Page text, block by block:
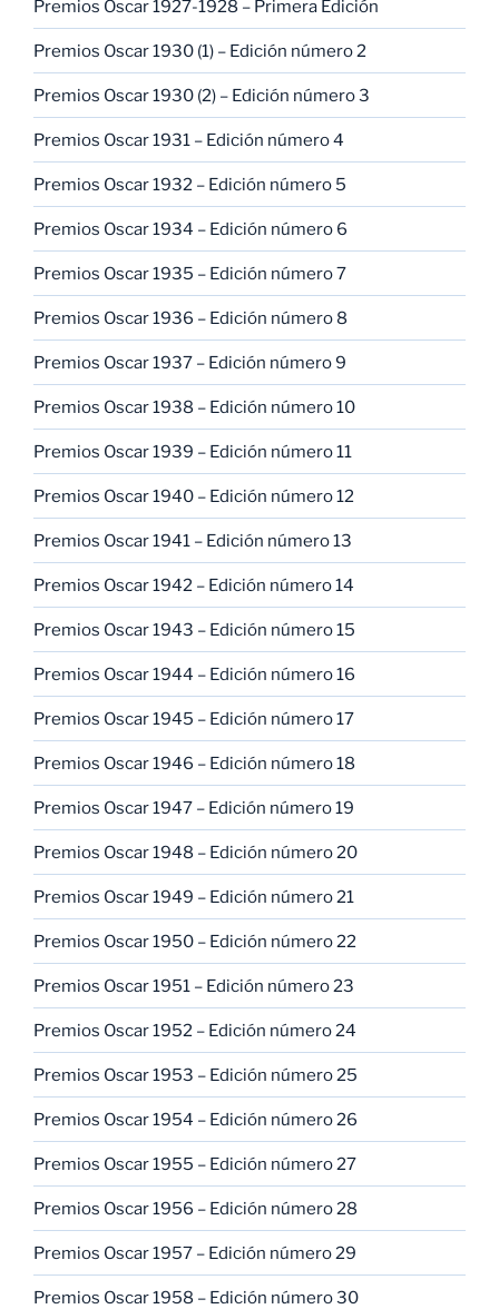
Premios Oscar 1927-1928 – Primera Edición
Premios Oscar 1930 (1) – Edición número 2
Premios Oscar 1930 (2) – Edición número 3
Premios Oscar 1931 – Edición número 4
Premios Oscar 1932 – Edición número 5
Premios Oscar 1934 – Edición número 6
Premios Oscar 1935 – Edición número 7
Premios Oscar 1936 – Edición número 8
Premios Oscar 1937 – Edición número 9
Premios Oscar 1938 – Edición número 10
Premios Oscar 1939 – Edición número 11
Premios Oscar 1940 – Edición número 12
Premios Oscar 1941 – Edición número 13
Premios Oscar 1942 – Edición número 14
Premios Oscar 1943 – Edición número 15
Premios Oscar 1944 – Edición número 16
Premios Oscar 1945 – Edición número 17
Premios Oscar 1946 – Edición número 18
Premios Oscar 1947 – Edición número 19
Premios Oscar 1948 – Edición número 20
Premios Oscar 1949 – Edición número 21
Premios Oscar 1950 – Edición número 22
Premios Oscar 1951 – Edición número 23
Premios Oscar 1952 – Edición número 24
Premios Oscar 1953 – Edición número 25
Premios Oscar 1954 – Edición número 26
Premios Oscar 1955 – Edición número 27
Premios Oscar 1956 – Edición número 28
Premios Oscar 1957 – Edición número 29
Premios Oscar 1958 – Edición número 30